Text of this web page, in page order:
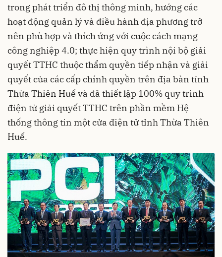
trong phát triển đô thị thông minh, hướng các
hoạt động quản lý và điều hành địa phương trở
nên phù hợp và thích ứng với cuộc cách mạng
công nghiệp 4.0; thực hiện quy trình nội bộ giải
quyết TTHC thuộc thẩm quyền tiếp nhận và giải
quyết của các cấp chính quyền trên địa bàn tỉnh
Thừa Thiên Huế và đã thiết lập 100% quy trình
điện tử giải quyết TTHC trên phần mềm Hệ
thống thông tin một cửa điện tử tỉnh Thừa Thiên
Huế.